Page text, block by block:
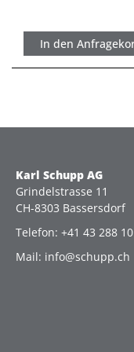
In den
Karl Schupp AG
Grindelstrasse 11
CH-8303 Bassersdorf
Telefon: +41 43 288
Mail: info@schupp.ch